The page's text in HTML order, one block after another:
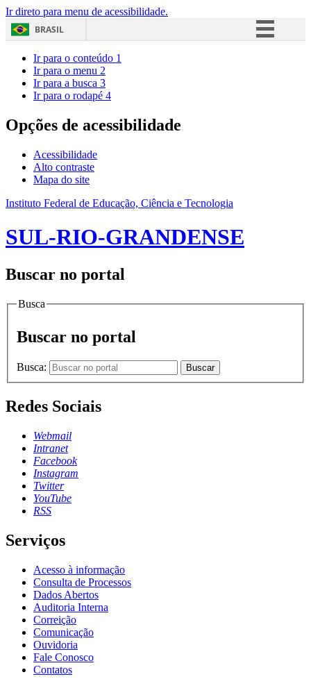
Ir direto para menu de acessibilidade.
BRASIL
Acesso à informação
Ir para o conteúdo 1
Ir para o menu 2
Ir para a busca 3
Ir para o rodapé 4
Opções de acessibilidade
Acessibilidade
Alto contraste
Mapa do site
Instituto Federal de Educação, Ciência e Tecnologia
SUL-RIO-GRANDENSE
Buscar no portal
Busca
Buscar no portal
Busca: Buscar
Redes Sociais
Webmail
Intranet
Facebook
Instagram
Twitter
YouTube
RSS
Serviços
Acesso à informação
Consulta de Processos
Dados Abertos
Auditoria Interna
Correição
Comunicação
Ouvidoria
Fale Conosco
Contatos